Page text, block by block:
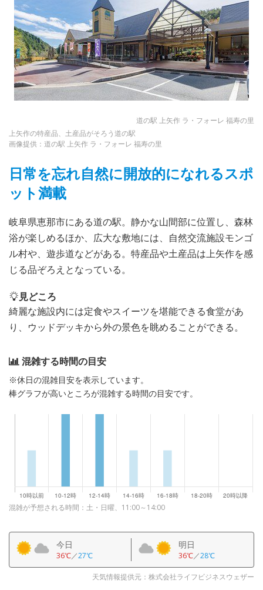
道の駅 上矢作 ラ・フォーレ 福寿の里
上矢作の特産品、土産品がそろう道の駅
画像提供：道の駅 上矢作 ラ・フォーレ 福寿の里
日常を忘れ自然に開放的になれるスポ
ット満載
岐阜県恵那市にある道の駅。静かな山間部に位置し、森林
浴が楽しめるほか、広大な敷地には、自然交流施設モンゴ
ル村や、遊歩道などがある。特産品や土産品は上矢作を感
じる品ぞろえとなっている。
見どころ
綺麗な施設内には定食やスイーツを堪能できる食堂があ
り、ウッドデッキから外の景色を眺めることができる。
混雑する時間の目安
※休日の混雑目安を表示しています。
棒グラフが高いところが混雑する時間の目安です。
混雑が予想される時間：土・日曜、11:00～14:00
今日
36℃／27℃
明日
36℃／28℃
天気情報提供元：株式会社ライフビジネスウェザー